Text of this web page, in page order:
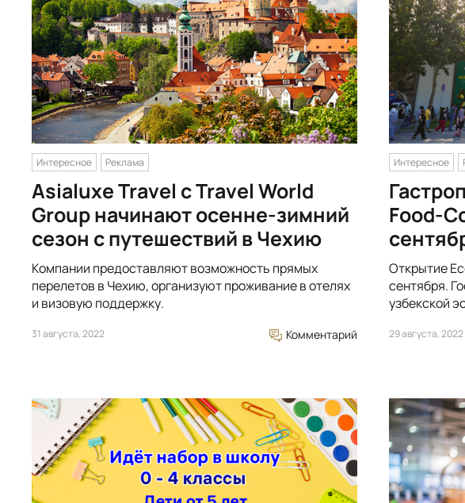
Интересное Реклама
Asialuxe Travel с Travel World
Group начинают осенне-зимний
сезон с путешествий в Чехию
Компании предоставляют возможность прямых
перелетов в Чехию, организуют проживание в отелях
и визовую поддержку.
31 августа, 2022 Комментарий
Интересное
Food-
Открытие
сентября.
узбекской
29 августа, 2022